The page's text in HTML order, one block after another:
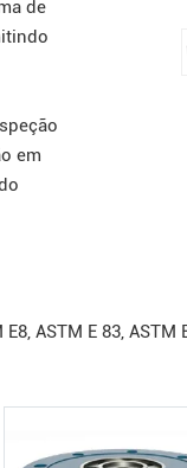
de
em
ASTM E 83, ASTM